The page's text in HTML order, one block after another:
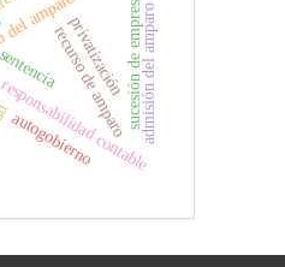
contable
sentencia
amparo admisión del amparo
recurso de amparo
autogobierno
privatizaciónsucesión de empresa